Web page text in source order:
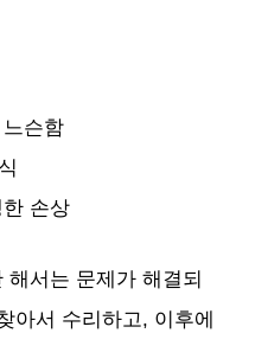
슨함
손상
서는 문제가 해결되
아서 수리하고, 이후에